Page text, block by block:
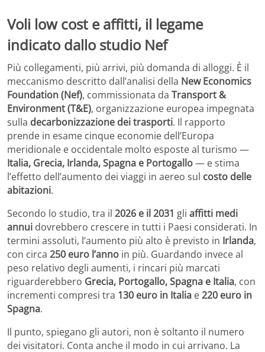
Voli low cost e affitti, il legame
indicato dallo studio Nef
Più collegamenti, più arrivi, più domanda di alloggi. È il
meccanismo descritto dall’analisi della New Economics
Foundation (Nef), commissionata da Transport &
Environment (T&E), organizzazione europea impegnata
sulla decarbonizzazione dei trasporti. Il rapporto
prende in esame cinque economie dell’Europa
meridionale e occidentale molto esposte al turismo —
Italia, Grecia, Irlanda, Spagna e Portogallo— e stima
l’effetto dell’aumento dei viaggi in aereo sul costo delle
abitazioni.
Secondo lo studio, tra il 2026 e il 2031 gli affitti medi
annui dovrebbero crescere in tutti i Paesi considerati. In
termini assoluti, l’aumento più alto è previsto in Irlanda,
con circa 250 euro l’anno in più. Guardando invece al
peso relativo degli aumenti, i rincari più marcati
riguarderebbero Grecia, Portogallo, Spagna e Italia, con
incrementi compresi tra 130 euro in Italia e220 euro in
Spagna.
Il punto, spiegano gli autori, non è soltanto il numero
dei visitatori. Conta anche il modo in cui arrivano. La